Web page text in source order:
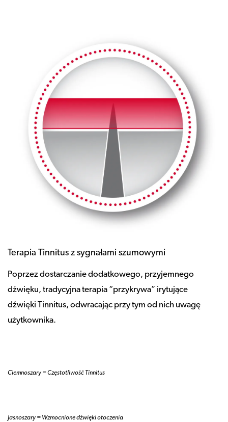
Terapia Tinnitus z sygnałami szumowymi
Poprzez dostarczanie dodatkowego, przyjemnego
dźwięku, tradycyjna terapia “przykrywa” irytujące
dźwięki Tinnitus, odwracając przy tym od nich uwagę
użytkownika.
Ciemnoszary = Częstotliwość Tinnitus
Jasnoszary = Wzmocnione dźwięki otoczenia